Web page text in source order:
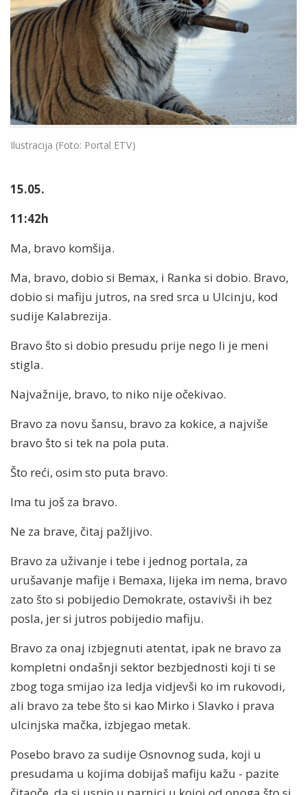
Ilustracija (Foto: Portal ETV)
15.05.
11:42h
Ma, bravo komšija.
Ma, bravo, dobio si Bemax, i Ranka si dobio. Bravo,
dobio si mafiju jutros, na sred srca u Ulcinju, kod
sudije Kalabrezija.
Bravo što si dobio presudu prije nego li je meni
stigla.
Najvažnije, bravo, to niko nije očekivao.
Bravo za novu šansu, bravo za kokice, a najviše
bravo što si tek na pola puta.
Što reći, osim sto puta bravo.
Ima tu još za bravo.
Ne za brave, čitaj pažljivo.
Bravo za uživanje i tebe i jednog portala, za
urušavanje mafije i Bemaxa, lijeka im nema, bravo
zato što si pobijedio Demokrate, ostavivši ih bez
posla, jer si jutros pobijedio mafiju.
Bravo za onaj izbjegnuti atentat, ipak ne bravo za
kompletni ondašnji sektor bezbjednosti koji ti se
zbog toga smijao iza ledja vidjevši ko im rukovodi,
ali bravo za tebe što si kao Mirko i Slavko i prava
ulcinjska mačka, izbjegao metak.
Posebo bravo za sudije Osnovnog suda, koji u
presudama u kojima dobijaš mafiju kažu - pazite